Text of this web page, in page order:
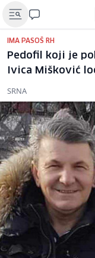
IMA PASOŠ RH
Pedofil koji je
Ivica Mišković
SRNA